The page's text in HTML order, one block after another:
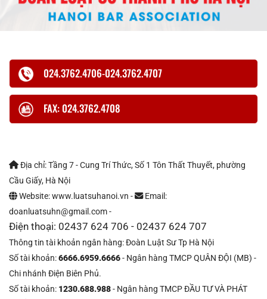
024.3762.4706-024.3762.4707
FAX: 024.3762.4708
Địa chỉ: Tầng 7 - Cung Trí Thức, Số 1 Tôn Thất Thuyết, phường
Cầu Giấy, Hà Nội
Website: www.luatsuhanoi.vn -
Email:
doanluatsuhn@gmail.com -
Điện thoại: 02437 624 706 - 02437 624 707
Thông tin tài khoản ngân hàng: Đoàn Luật Sư Tp Hà Nội
Số tài khoản:6666.6959.6666- Ngân hàng TMCP QUÂN ĐỘI (MB) -
Chi nhánh Điện Biên Phủ.
Số tài khoản: 1230.688.988- Ngân hàng TMCP ĐẦU TƯ VÀ PHÁT